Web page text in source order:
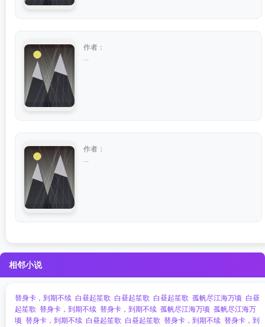
作者：
作者：
相邻小说
替身卡，到期不续 白昼起笙歌 白昼起笙歌 白昼起笙歌 孤帆尽江海万顷 白昼
起笙歌 替身卡，到期不续 替身卡，到期不续 孤帆尽江海万顷 孤帆尽江海万
顷 替身卡，到期不续 白昼起笙歌 白昼起笙歌 替身卡，到期不续 替身卡，到